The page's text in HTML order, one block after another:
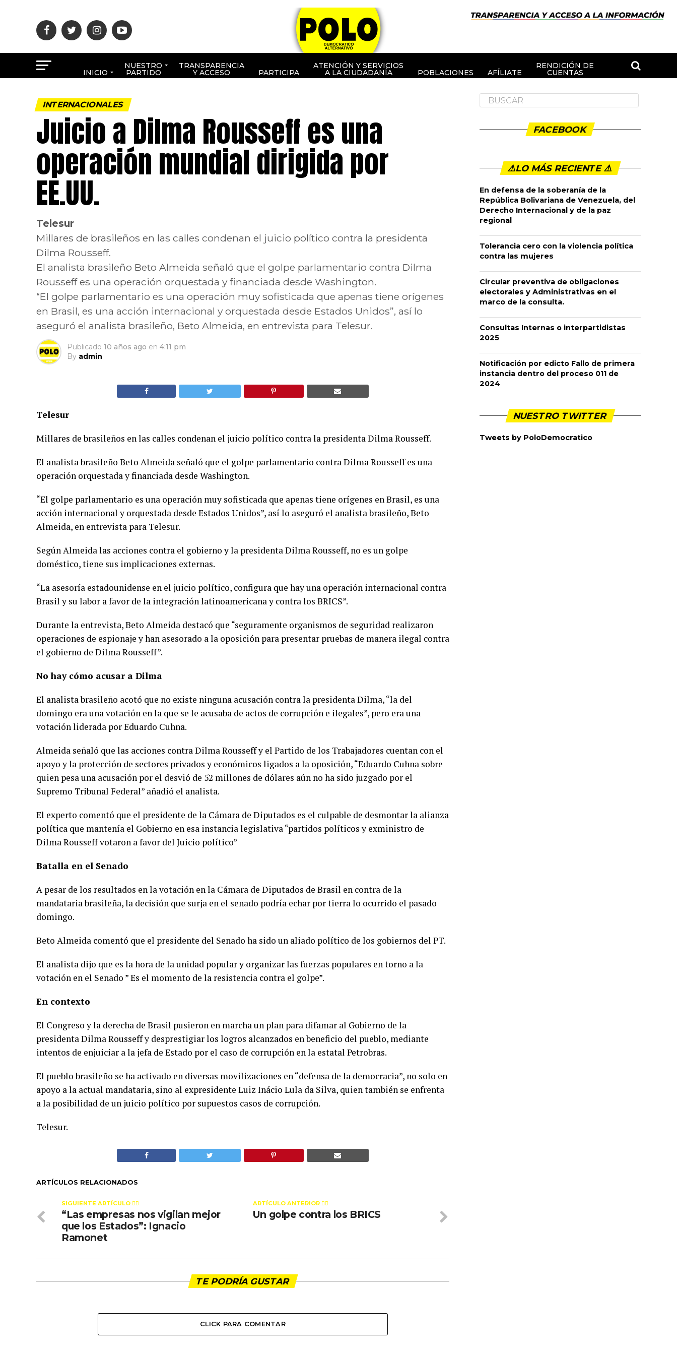
INICIO
NUESTRO
PARTIDO
TRANSPARENCIA
Y ACCESO PARTICIPA
ATENCIÓN Y SERVICIOS
A LA CIUDADANÍA POBLACIONES AFÍLIATE
RENDICIÓN DE
CUENTAS
INTERNACIONALES
Juicio a Dilma Rousseff es una
operación mundial dirigida por
EE.UU.
Telesur
Millares de brasileños en las calles condenan el juicio político contra la presidenta
Dilma Rousseff.
El analista brasileño Beto Almeida señaló que el golpe parlamentario contra Dilma
Rousseff es una operación orquestada y financiada desde Washington.
“El golpe parlamentario es una operación muy sofisticada que apenas tiene orígenes
en Brasil, es una acción internacional y orquestada desde Estados Unidos”, así lo
aseguró el analista brasileño, Beto Almeida, en entrevista para Telesur.
Publicado 10 años ago en 4:11 pm
By admin
Telesur
Millares de brasileños en las calles condenan el juicio político contra la presidenta Dilma Rousseff.
El analista brasileño Beto Almeida señaló que el golpe parlamentario contra Dilma Rousseff es una
operación orquestada y financiada desde Washington.
“El golpe parlamentario es una operación muy sofisticada que apenas tiene orígenes en Brasil, es una
acción internacional y orquestada desde Estados Unidos”, así lo aseguró el analista brasileño, Beto
Almeida, en entrevista para Telesur.
Según Almeida las acciones contra el gobierno y la presidenta Dilma Rousseff, no es un golpe
doméstico, tiene sus implicaciones externas.
“La asesoría estadounidense en el juicio político, configura que hay una operación internacional contra
Brasil y su labor a favor de la integración latinoamericana y contra los BRICS”.
Durante la entrevista, Beto Almeida destacó que “seguramente organismos de seguridad realizaron
operaciones de espionaje y han asesorado a la oposición para presentar pruebas de manera ilegal contra
el gobierno de Dilma Rousseff”.
No hay cómo acusar a Dilma
El analista brasileño acotó que no existe ninguna acusación contra la presidenta Dilma, “la del
domingo era una votación en la que se le acusaba de actos de corrupción e ilegales”, pero era una
votación liderada por Eduardo Cuhna.
Almeida señaló que las acciones contra Dilma Rousseff y el Partido de los Trabajadores cuentan con el
apoyo y la protección de sectores privados y económicos ligados a la oposición, “Eduardo Cuhna sobre
quien pesa una acusación por el desvió de 52 millones de dólares aún no ha sido juzgado por el
Supremo Tribunal Federal” añadió el analista.
El experto comentó que el presidente de la Cámara de Diputados es el culpable de desmontar la alianza
política que mantenía el Gobierno en esa instancia legislativa “partidos políticos y exministro de
Dilma Rousseff votaron a favor del Juicio político”
Batalla en el Senado
A pesar de los resultados en la votación en la Cámara de Diputados de Brasil en contra de la
mandataria brasileña, la decisión que surja en el senado podría echar por tierra lo ocurrido el pasado
domingo.
Beto Almeida comentó que el presidente del Senado ha sido un aliado político de los gobiernos del PT.
El analista dijo que es la hora de la unidad popular y organizar las fuerzas populares en torno a la
votación en el Senado ” Es el momento de la resistencia contra el golpe”.
En contexto
El Congreso y la derecha de Brasil pusieron en marcha un plan para difamar al Gobierno de la
presidenta Dilma Rousseff y desprestigiar los logros alcanzados en beneficio del pueblo, mediante
intentos de enjuiciar a la jefa de Estado por el caso de corrupción en la estatal Petrobras.
El pueblo brasileño se ha activado en diversas movilizaciones en “defensa de la democracia”, no solo en
apoyo a la actual mandataria, sino al expresidente Luiz Inácio Lula da Silva, quien también se enfrenta
a la posibilidad de un juicio político por supuestos casos de corrupción.
Telesur.
ARTÍCULOS RELACIONADOS
ARTÍCULO ANTERIOR 👉🏻
Un golpe contra los BRICS
SIGUIENTE ARTÍCULO 👈🏻
“Las empresas nos vigilan mejor
que los Estados”: Ignacio
Ramonet
TE PODRÍA GUSTAR
CLICK PARA COMENTAR
FACEBOOK
⚠️LO MÁS RECIENTE ⚠️️
En defensa de la soberanía de la
República Bolivariana de Venezuela, del
Derecho Internacional y de la paz
regional
Tolerancia cero con la violencia política
contra las mujeres
Circular preventiva de obligaciones
electorales y Administrativas en el
marco de la consulta.
Consultas Internas o interpartidistas
2025
Notificación por edicto Fallo de primera
instancia dentro del proceso 011 de
2024
NUESTRO TWITTER
Tweets by PoloDemocratico